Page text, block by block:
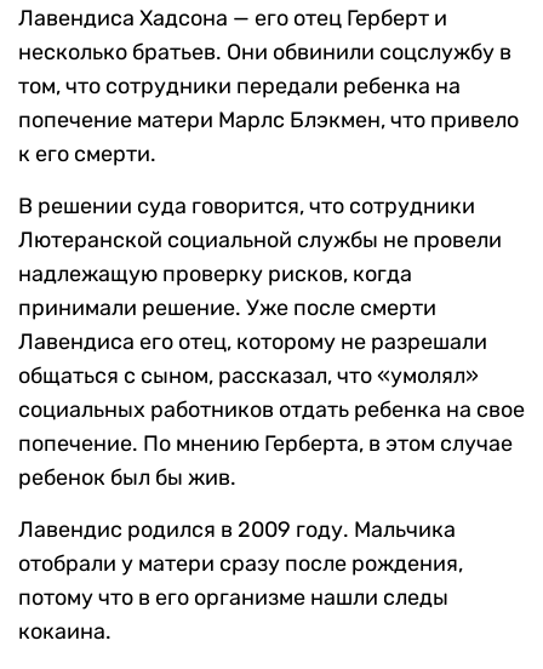
Лавендиса Хадсона — его отец Герберт и
несколько братьев. Они обвинили соцслужбу в
том, что сотрудники передали ребенка на
попечение матери Марлс Блэкмен, что привело
к его смерти.
В решении суда говорится, что сотрудники
Лютеранской социальной службы не провели
надлежащую проверку рисков, когда
принимали решение. Уже после смерти
Лавендиса его отец, которому не разрешали
общаться с сыном, рассказал, что «умолял»
социальных работников отдать ребенка на свое
попечение. По мнению Герберта, в этом случае
ребенок был бы жив.
Лавендис родился в 2009 году. Мальчика
отобрали у матери сразу после рождения,
потому что в его организме нашли следы
кокаина.